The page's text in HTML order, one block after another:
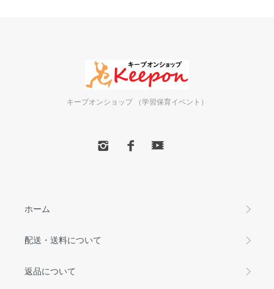
キープオンショップ （学習保育イベント）
ホーム
配送・送料について
返品について